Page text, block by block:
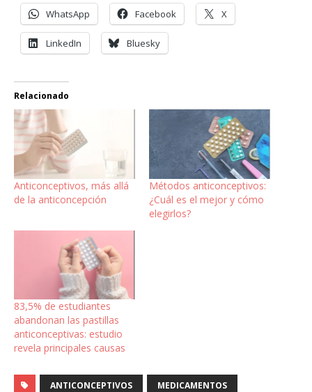
WhatsApp Facebook X
LinkedIn Bluesky
Relacionado
Anticonceptivos, más allá
de la anticoncepción
Métodos anticonceptivos:
¿Cuál es el mejor y cómo
elegirlos?
83,5% de estudiantes
abandonan las pastillas
anticonceptivas: estudio
revela principales causas
ANTICONCEPTIVOS MEDICAMENTOS